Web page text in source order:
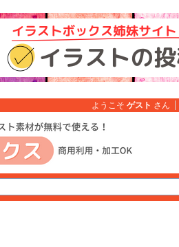
ようこそ ゲスト さん